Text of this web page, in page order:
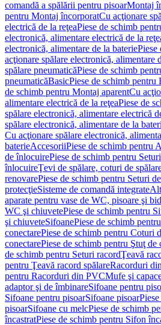
comandă a spălării pentru pisoarMontaj
pentru Montaj încorporatCu acţionare
electrică de la reţeaPiese de schimb
electronică, alimentare electrică de la
electronică, alimentare de la bateriePiese
acţionare spălare electronică, alimentare
spălare pneumaticăPiese de schimb
pneumaticăBasicPiese de schimb pentru
de schimb pentru Montaj aparentCu
alimentare electrică de la reţeaPiese de
spălare electronică, alimentare electrică
spălare electronică, alimentare de la
Cu acţionare spălare electronică,
baterieAccesoriiPiese de schimb pentru
de înlocuirePiese de schimb pentru
înlocuireŢevi de spălare, coturi de
renovarePiese de schimb pentru Seturi
protecţieSisteme de comandă integrate
aparate pentru vase de WC, pisoare şi
WC şi chiuvetePiese de schimb pentru
şi chiuveteSifoanePiese de schimb
conectarePiese de schimb pentru Coturi
conectarePiese de schimb pentru Ştuţ de
de schimb pentru Seturi racordŢeavă
pentru Ţeavă racord spălareRacorduri
pentru Racorduri din PVCMufe şi
adaptor şi de îmbinareSifoane pentru
Sifoane pentru pisoarSifoane pisoar
pisoarSifoane cu melcPiese de schimb
încastratPiese de schimb pentru Sifon